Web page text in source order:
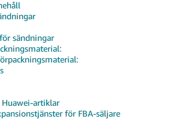
sändningar
artiklar
för FBA-säljare